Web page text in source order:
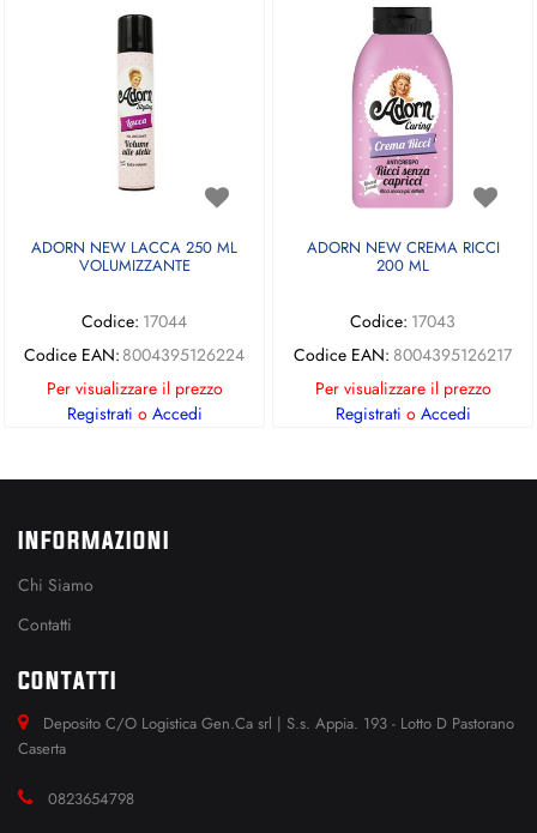
ADORN NEW LACCA 250 ML
VOLUMIZZANTE
Codice: 17044
Codice EAN: 8004395126224
Per visualizzare il prezzo
Registrati o Accedi
ADORN NEW CREMA RICCI
200 ML
Codice: 17043
Codice EAN: 8004395126217
Per visualizzare il prezzo
Registrati o Accedi
INFORMAZIONI
Chi Siamo
Contatti
CONTATTI
Deposito C/O Logistica Gen.Ca srl | S.s. Appia. 193 - Lotto D Pastorano
Caserta
0823654798